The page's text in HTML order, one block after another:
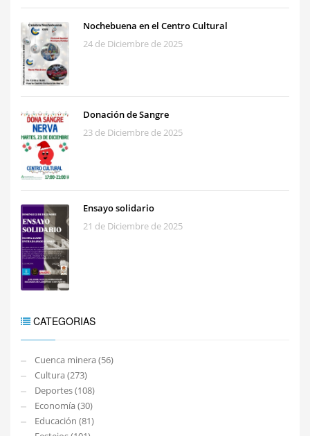
Nochebuena en el Centro Cultural
24 de Diciembre de 2025
Donación de Sangre
23 de Diciembre de 2025
Ensayo solidario
21 de Diciembre de 2025
CATEGORIAS
Cuenca minera (56)
Cultura (273)
Deportes (108)
Economía (30)
Educación (81)